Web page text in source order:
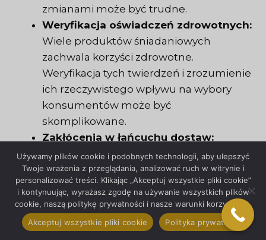
zmianami może być trudne.
Weryfikacja oświadczeń zdrowotnych:
Wiele produktów śniadaniowych
zachwala korzyści zdrowotne.
Weryfikacja tych twierdzeń i zrozumienie
ich rzeczywistego wpływu na wybory
konsumentów może być
skomplikowane.
Zakłócenia w łańcuchu dostaw:
Czynniki takie jak zmiana klimatu,
wydarzenia polityczne lub pandemie
mogą zakłócić łańcuchy dostaw,
wpływając na dostępność składników i
produktów. Przewidywanie i zrozumienie
tych zakłóceń może być trudne.
Używamy plików cookie i podobnych technologii, aby ulepszyć
Twoje wrażenia z przeglądania, analizować ruch w witrynie i
personalizować treści. Klikając „Akceptuj wszystkie pliki cookie”
i kontynuując, wyrażasz zgodę na używanie wszystkich plików
cookie, naszą politykę prywatności i nasze warunki korzystania.
Akceptuj wszystkie pliki cookie
Polityka prywatności